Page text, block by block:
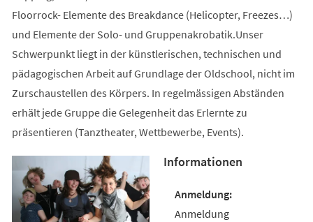
Floorrock- Elemente des Breakdance (Helicopter, Freezes…)
und Elemente der Solo- und Gruppenakrobatik.Unser
Schwerpunkt liegt in der künstlerischen, technischen und
pädagogischen Arbeit auf Grundlage der Oldschool, nicht im
Zurschaustellen des Körpers. In regelmässigen Abständen
erhält jede Gruppe die Gelegenheit das Erlernte zu
präsentieren (Tanztheater, Wettbewerbe, Events).
Informationen
Anmeldung